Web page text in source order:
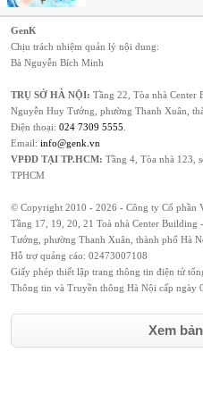
GenK
Chịu trách nhiệm quản lý nội dung:
Bà Nguyễn Bích Minh
TRỤ SỞ HÀ NỘI: Tầng 22, Tòa nhà
Nguyễn Huy Tưởng, phường Thanh Xuân,
Điện thoại: 024 7309 5555
Email: info@genk.vn
VPĐD TẠI TP.HCM: Tầng 4, Tòa nhà 123,
TPHCM
© Copyright 2010 - 2026 - Công ty Cổ phần
Tầng 17, 19, 20, 21 Toà nhà Center
Tưởng, phường Thanh Xuân, thành phố Hà
Hỗ trợ quảng cáo: 02473007108
Giấy phép thiết lập trang thông tin điện tử
Thông tin và Truyền thông Hà Nội cấp ngày
Xem